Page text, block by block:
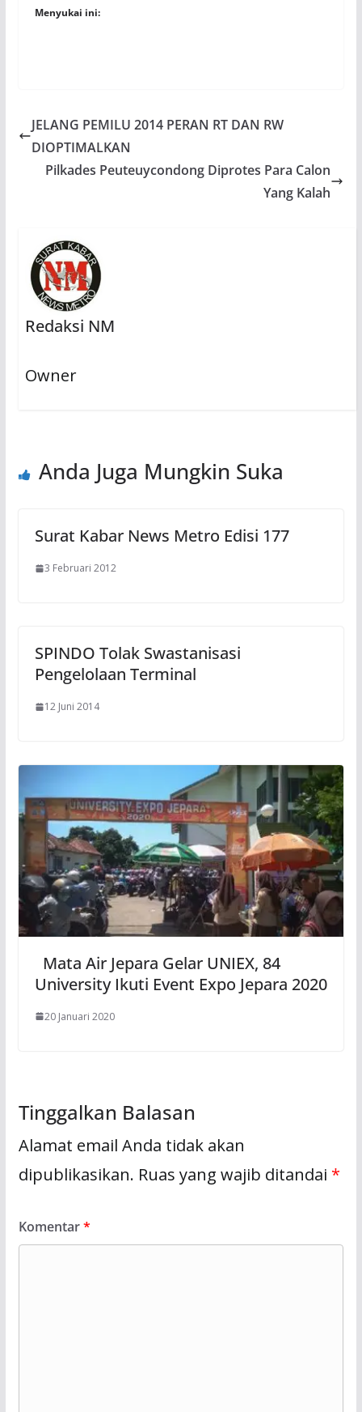
Menyukai ini:
JELANG PEMILU 2014 PERAN RT DAN RW
DIOPTIMALKAN
Pilkades Peuteuycondong Diprotes Para Calon
Yang Kalah
Redaksi NM
Owner
Anda Juga Mungkin Suka
Surat Kabar News Metro Edisi 177
3 Februari 2012
SPINDO Tolak Swastanisasi
Pengelolaan Terminal
12 Juni 2014
Mata Air Jepara Gelar UNIEX, 84
University Ikuti Event Expo Jepara 2020
20 Januari 2020
Tinggalkan Balasan
Alamat email Anda tidak akan
dipublikasikan. Ruas yang wajib ditandai *
Komentar*